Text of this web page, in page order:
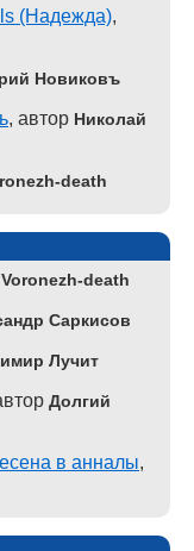
(Надежда),
Новиковъ
, автор Николай
death
Voronezh-death
Саркисов
Лучит
Долгий
в анналы,